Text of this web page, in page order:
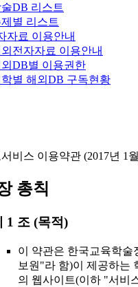
DB 리스트
별 리스트
자료 이용안내
전자자료 이용안내
DB별 이용권한
별 해외DB 구독현황
비스 이용약관 (2017년 1
총칙
1 조 (목적)
이 약관은 한국교육학술
보원"라 함)이 제공하는
의 웹사이트(이하 "서비